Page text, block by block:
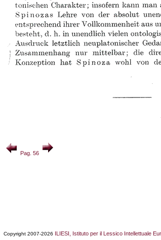
Pag. 56
Copyright 2007-2026 ILIESI, Istituto per il Lessico Intellettuale